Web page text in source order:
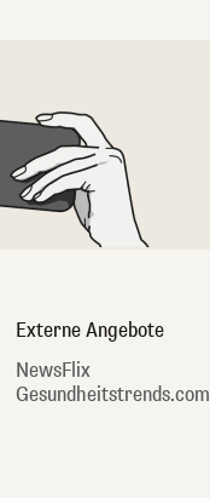
Externe Angebote
NewsFlix
Gesundheitstrends.com